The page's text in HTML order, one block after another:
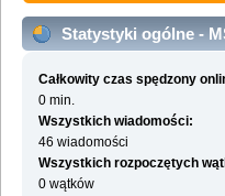
Statystyki ogólne -
Całkowity czas spędzony
0 min.
Wszystkich wiadomości:
46 wiadomości
Wszystkich rozpoczętych
0 wątków